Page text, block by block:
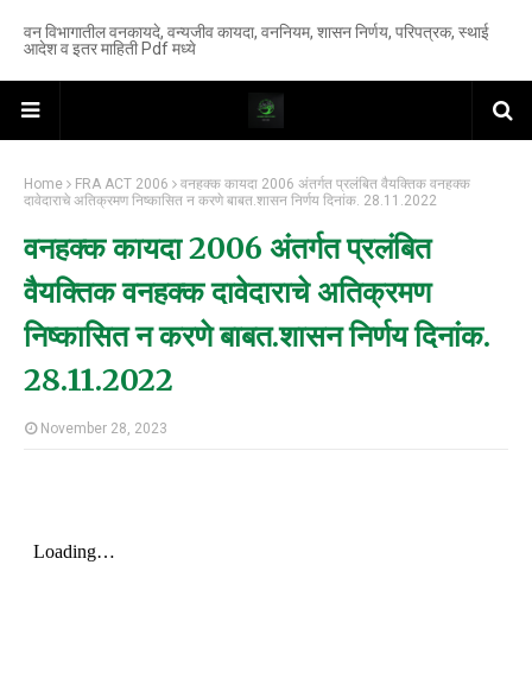
वन विभागातील वनकायदे, वन्यजीव कायदा, वननियम, शासन निर्णय, परिपत्रक, स्थाई
आदेश व इतर माहिती Pdf मध्ये
Home FRA ACT 2006
वनहक्क कायदा 2006 अंतर्गत प्रलंबित वैयक्तिक वनहक्क
दावेदाराचे अतिक्रमण निष्कासित न करणे बाबत.शासन निर्णय दिनांक. 28.11.2022
वनहक्क कायदा 2006 अंतर्गत प्रलंबित
वैयक्तिक वनहक्क दावेदाराचे अतिक्रमण
निष्कासित न करणे बाबत.शासन निर्णय दिनांक.
28.11.2022
November 28, 2023